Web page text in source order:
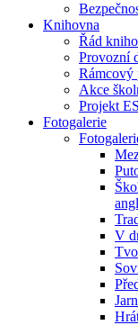
Knihovna
Řád
Provozní
Rámcový
Akce
Projekt
Fotogalerie
V